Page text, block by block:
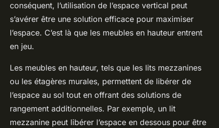
conséquent, l’utilisation de l’espace vertical peut
s’avérer être une solution efficace pour maximiser
l’espace. C’est là que les meubles en hauteur entrent
en jeu.
Les meubles en hauteur, tels que les lits mezzanines
ou les étagères murales, permettent de libérer de
l’espace au sol tout en offrant des solutions de
rangement additionnelles. Par exemple, un lit
mezzanine peut libérer l’espace en dessous pour être